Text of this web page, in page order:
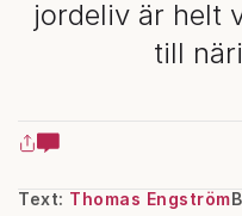
jordeliv är helt
till
Text: Thomas Engström